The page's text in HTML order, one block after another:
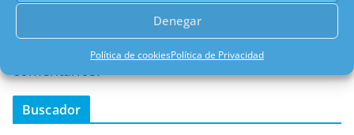
Denegar
Política de cookiesPolítica de Privacidad
Este sitio usa Akismet para reducir el spam.
Aprende cómo se procesan los datos de tus
comentarios.
Buscador